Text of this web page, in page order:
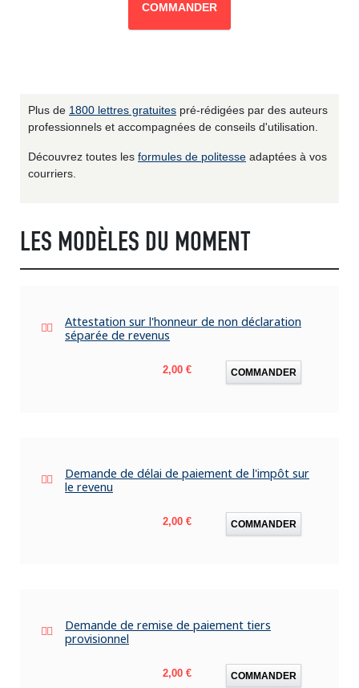
COMMANDER
Plus de 1800 lettres gratuites pré-rédigées par des auteurs
professionnels et accompagnées de conseils d'utilisation.
Découvrez toutes les formules de politesse adaptées à vos
courriers.
LES MODÈLES DU MOMENT
Attestation sur l'honneur de non déclaration
séparée de revenus
Prix
2,00 € COMMANDER
Demande de délai de paiement de l'impôt sur
le revenu
Prix
2,00 € COMMANDER
Demande de remise de paiement tiers
provisionnel
Prix
2,00 € COMMANDER